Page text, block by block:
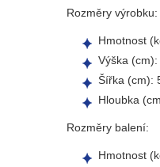
Rozměry výrobku:
Hmotnost
Výška
Šířka (cm):
Hloubka
Rozměry balení:
Hmotnost